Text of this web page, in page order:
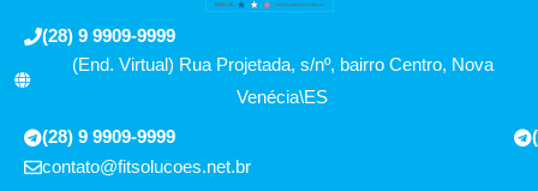
(28) 9 9909-9999
(End. Virtual) Rua Projetada, s/nº, bairro Centro, Nova
Venécia\ES
(28) 9 9909-9999
contato@fitsolucoes.net.br